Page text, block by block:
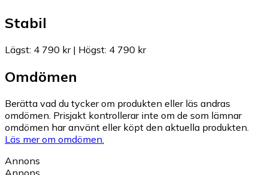
Stabil
Lägst: 4 790 kr| Högst: 4 790 kr
Omdömen
Berätta vad du tycker om produkten eller läs andras
omdömen. Prisjakt kontrollerar inte om de som lämnar
omdömen har använt eller köpt den aktuella produkten.
Läs mer om omdömen.
Annons
Annons